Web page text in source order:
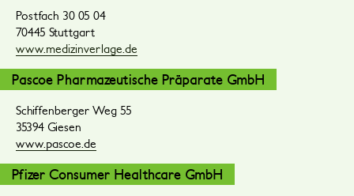
Postfach 30 05 04
70445 Stuttgart
www.medizinverlage.de
Pascoe Pharmazeutische Präparate GmbH
Schiffenberger Weg 55
35394 Giesen
www.pascoe.de
Pfizer Consumer Healthcare GmbH